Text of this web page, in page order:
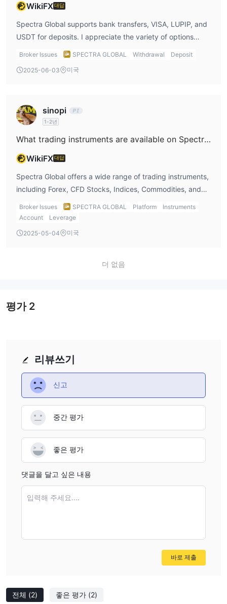
WikiFX대답
Spectra Global supports bank transfers, VISA, LUPIP, and
USDT for deposits. I appreciate the variety of options
available. If I were making a deposit, I’d likely choose
traditional bank transfers.
Broker Issues SPECTRA GLOBAL Withdrawal Deposit
2025-06-03 미국
sinopi
1-2년
What trading instruments are available on Spectra Global?
WikiFX대답
Spectra Global offers a wide range of trading instruments,
including Forex, CFD Stocks, Indices, Commodities, and
Futures. I would definitely take advantage of this variety
to diversify my trading portfolio and spread my risk across
Broker Issues SPECTRA GLOBAL Platform
Instruments
Account
Leverage
2025-05-04 미국
더 없음
전체 (2) 좋은 평가 (2)
리뷰쓰기
신고
중간 평가
좋은 평가
댓글을 달고 싶은 내용
입력해 주세요....
바로 제출
평가2